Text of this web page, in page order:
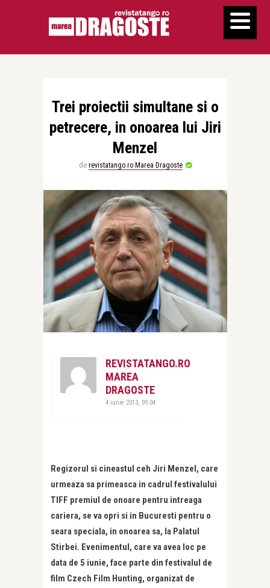
Trei proiectii simultane si o
petrecere, in onoarea lui Jiri
Menzel
de revistatango.ro Marea Dragoste
REVISTATANGO.RO
MAREA
DRAGOSTE
4 iunie 2013, 09:04
Regizorul si cineastul ceh Jiri Menzel, care
urmeaza sa primeasca in cadrul festivalului
TIFF premiul de onoare pentru intreaga
cariera, se va opri si in Bucuresti pentru o
seara speciala, in onoarea sa, la Palatul
Stirbei. Evenimentul, care va avea loc pe
data de 5 iunie, face parte din festivalul de
film Czech Film Hunting, organizat de